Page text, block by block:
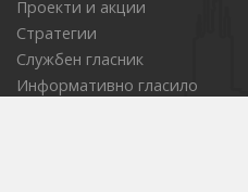
Проекти и акции
Стратегии
Службен гласник
Информативно гласило